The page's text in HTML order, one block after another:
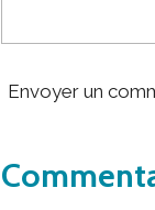
Envoyer un